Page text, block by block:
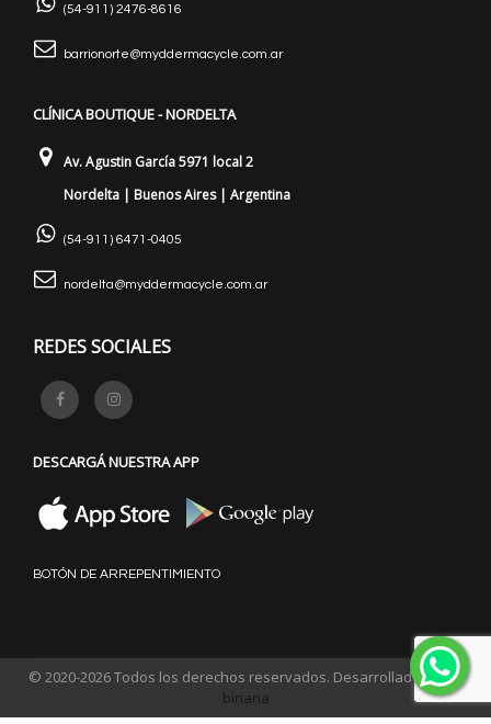
(54-911) 2476-8616
barrionorte@myddermacycle.com.ar
CLÍNICA BOUTIQUE - NORDELTA
Av. Agustin García 5971 local 2
Nordelta | Buenos Aires | Argentina
(54-911) 6471-0405
nordelta@myddermacycle.com.ar
REDES SOCIALES
DESCARGÁ NUESTRA APP
BOTÓN DE ARREPENTIMIENTO
© 2020-2026 Todos los derechos reservados. Desarrollado pore-
binaria